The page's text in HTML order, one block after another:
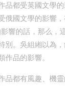
品都受英國文學
俄國文學的影響，
響的話，那么，
別。吳組緗以為
作品的影響。
品都有風趣、機